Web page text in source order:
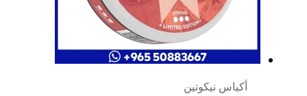
أكياس نيكوتين